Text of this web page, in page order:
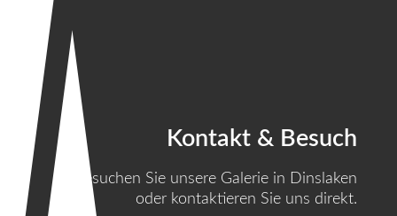
Kontakt & Besuch
Besuchen Sie unsere Galerie in Dinslaken
oder kontaktieren Sie uns direkt.